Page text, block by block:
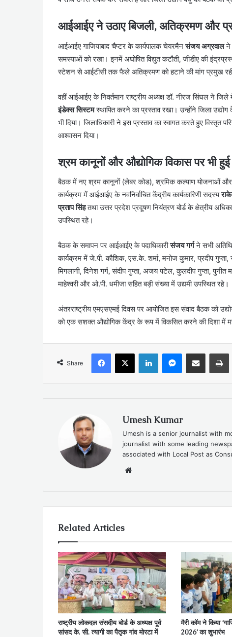
आईआईए ने उठाए बिजली, अतिक्रमण और
आईआईए गाजियाबाद चैप्टर के कार्यपालक चेयरमैनसंजय अग्रवालने
समस्याओं को रखा। इनमें अघोषित विद्युत कटौती, जीडीए की
स्टेशन से आईटीसी तक फैले अतिक्रमण को हटाने की मांग प्रमुख
वहीं आईआईए के निवर्तमान राष्ट्रीय अध्यक्ष डॉ. नीरज सिंघल ने जिले
इंडेक्स सिस्टमस्थापित करने का प्रस्ताव रखा। उन्होंने जिला
भी दिया। जिलाधिकारी ने इस प्रस्ताव का स्वागत करते हुए
आश्वासन दिया।
श्रम कानूनों और औद्योगिक विकास पर भी हुई
बैठक में नए श्रम कानूनों (लेबर कोड), श्रमिक कल्याण योजनाओं और
कार्यक्रम में आईआईए के नवनिर्वाचित केंद्रीय कार्यकारिणी सदस्य
प्रताप सिंहतथा उत्तर प्रदेश प्रदूषण नियंत्रण बोर्ड के क्षेत्रीय
उपस्थित रहे।
बैठक के समापन पर आईआईए के पदाधिकारीसंजय गर्गने सभी
कार्यक्रम में जे.पी. कौशिक, एस.के. शर्मा, मनोज कुमार, प्रदीप
मिगलानी, दिनेश गर्ग, संदीप गुप्ता, अजय पटेल, कुलदीप गुप्ता, पुनीत
माहेश्वरी और ओ.पी. धमीजा सहित बड़ी संख्या में उद्यमी उपस्थित रहे।
अंतरराष्ट्रीय एमएसएमई दिवस पर आयोजित इस संवाद बैठक को
को एक सशक्त औद्योगिक केंद्र के रूप में विकसित करने की दिशा में
Share
Facebook
X LinkedInMessenger
Share via Email
Umesh Kumar
Umesh is a senior journalist with
journalist with some leading
associated with Local Post as
Related Articles
राष्ट्रीय लोकदल संसदीय बोर्ड के अध्यक्ष पूर्व
सांसद के. सी. त्यागी का पैतृक गांव मोरटा में
मैरी कॉम ने किया
2026’ का शुभारंभ